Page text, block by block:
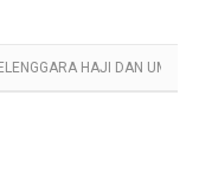
HAJI DAN UMROH